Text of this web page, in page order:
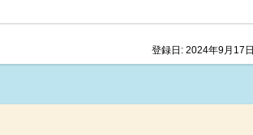
登録日: 2024年9月17日